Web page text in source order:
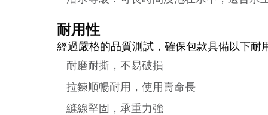
耐用性
經過嚴格的品質測試，確保包款具備以下耐
耐磨耐撕，不易破損
拉鍊順暢耐用，使用壽命長
縫線堅固，承重力強